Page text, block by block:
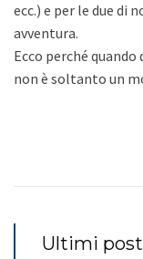
ecc.) e per le due di
avventura.
Ecco perché
non è soltanto un
Ultimi post